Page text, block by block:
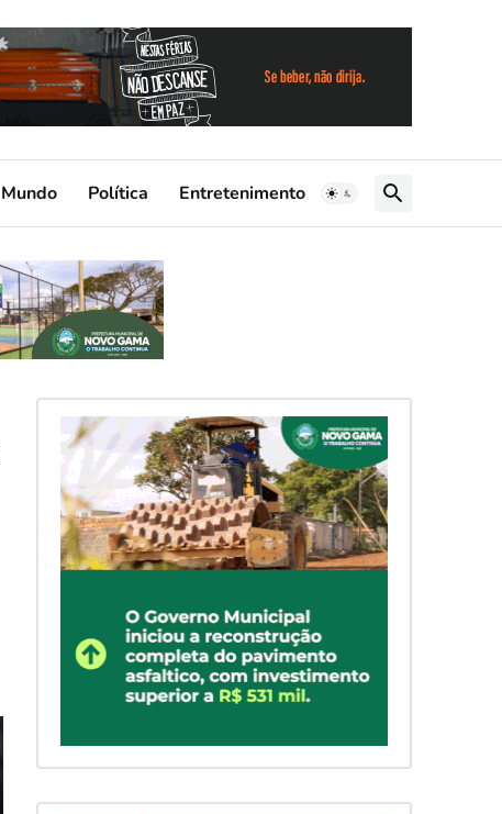
Mundo Política Entretenimento